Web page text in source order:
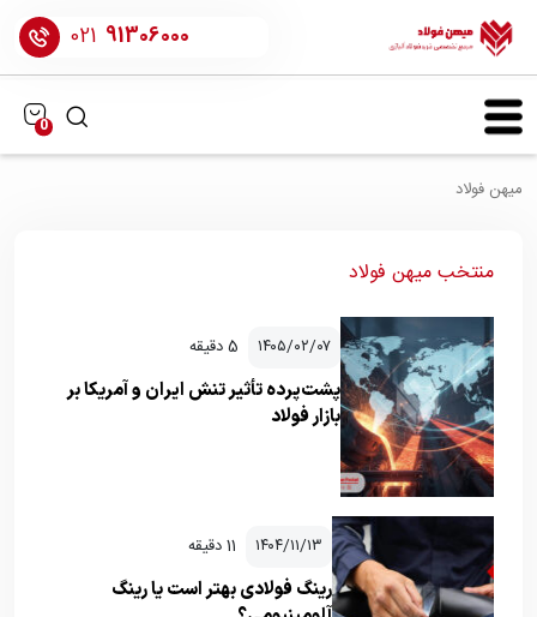
021 91306000
0
میهن فولاد
منتخب میهن فولاد
۱۴۰۵/۰۲/۰۷ 5 دقیقه
پشت‌پرده تأثیر تنش ایران و آمریکا بر
بازار فولاد
۱۴۰۴/۱۱/۱۳ 11 دقیقه
رینگ فولادی بهتر است یا رینگ